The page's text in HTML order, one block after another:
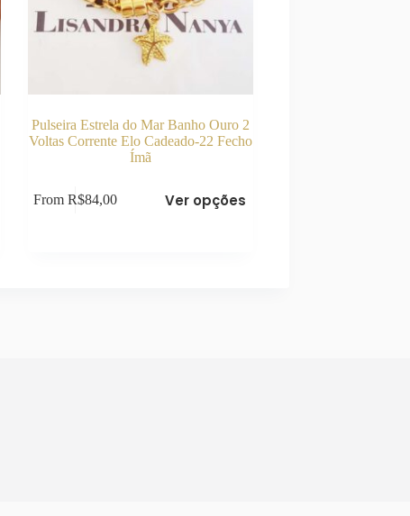
Pulseira Estrela do Mar Banho Ouro 2
Voltas Corrente Elo Cadeado-22 Fecho
Ímã
From R$84,00 Ver opções
produto